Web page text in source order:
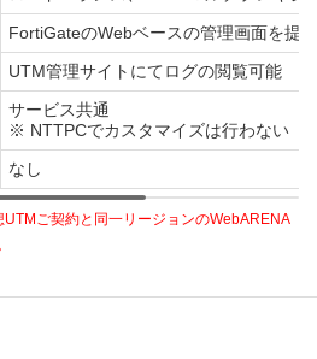
FortiGateのWebベースの管理画面を提供
UTM管理サイトにてログの閲覧可能
サービス共通
※ NTTPCでカスタマイズは行わない
なし
ご契約と同一リージョンのWebARENA